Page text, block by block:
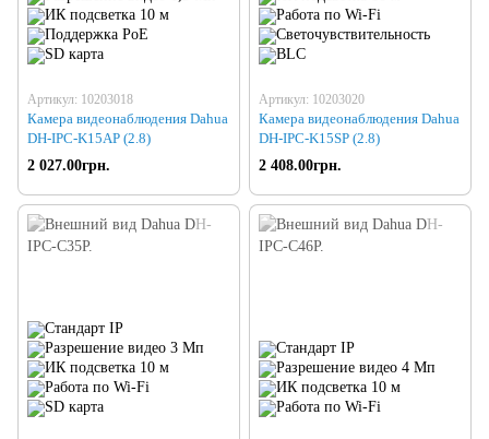
Артикул: 10203018
Камера видеонаблюдения Dahua
DH-IPC-K15AP (2.8)
2 027.00грн.
Артикул: 10203020
Камера видеонаблюдения Dahua
DH-IPC-K15SP (2.8)
2 408.00грн.